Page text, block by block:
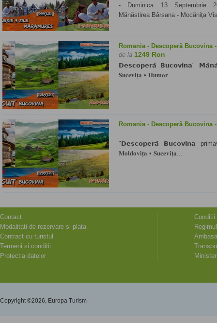
- Duminica 13 Septembrie
Mănăstirea Bârsana - Mocăniţa
Romania - Descoperă Bucovina
de la 1249 Ron
𝗗𝗲𝘀𝗰𝗼𝗽𝗲𝗿𝗮̆ 𝗕𝘂𝗰𝗼𝘃𝗶𝗻𝗮"
𝐒𝐮𝐜𝐞𝐯𝐢𝐭̦𝐚 • 𝐇𝐮𝐦𝐨𝐫...
Romania - Descoperă Bucovina
"𝗗𝗲𝘀𝗰𝗼𝗽𝗲𝗿𝗮̆ 𝗕𝘂𝗰𝗼𝘃𝗶𝗻𝗮
𝐌𝐨𝐥𝐝𝐨𝐯𝐢𝐭̦𝐚 • 𝐒𝐮𝐜𝐞𝐯𝐢𝐭̦𝐚...
Contact
Modalitati de rezervare si plata
Contract cu turistul
Termeni si conditii
Protectia datelor
Conditii
Copyright ©2026, Europa Turism